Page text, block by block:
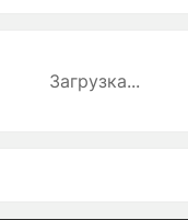
Загрузка...